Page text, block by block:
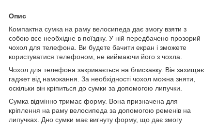
Опис
Компактна сумка на раму велосипеда дає змогу взяти з
собою все необхідне в поїздку. У ній передбачено прозорий
чохол для телефона. Ви будете бачити екран і зможете
користуватися телефоном, не виймаючи його з чохла.
Чохол для телефона закривається на блискавку. Він захищає
гаджет від намокання. За необхідності чохол можна зняти,
оскільки він кріпиться до сумки за допомогою липучки.
Сумка відмінно тримає форму. Вона призначена для
кріплення на раму велосипеда за допомогою ременів на
липучках. Дно сумки має вигнуту форму, що дає змогу